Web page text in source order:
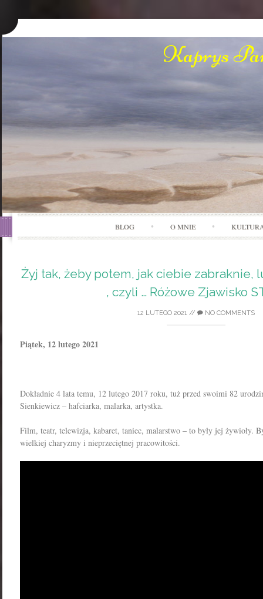
Kaprys
BLOG O MNIE
Żyj tak, żeby potem, jak ciebie zabraknie,
, czyli … Różowe Zjawisko
12 LUTEGO 2021 // NO COMMENTS
Piątek, 12 lutego 2021
Dokładnie 4 lata temu, 12 lutego 2017 roku, tuż przed swoimi 82
Sienkiewicz – hafciarka, malarka, artystka.
Film, teatr, telewizja, kabaret, taniec, malarstwo – to były jej żywioły.
wielkiej charyzmy i nieprzeciętnej pracowitości.